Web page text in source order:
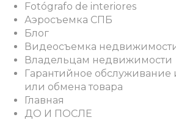
Fotógrafo de interiores
Аэросъемка СПБ
Блог
Видеосъемка
Владельцам недвижимости
Гарантийное обслуживание
или обмена товара
Главная
ДО И ПОСЛЕ